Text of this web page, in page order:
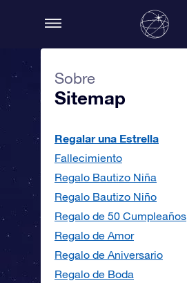
Sobre
Sitemap
Regalar una Estrella
Fallecimiento
Regalo Bautizo Niña
Regalo Bautizo Niño
Regalo de 50 Cumpleaños
Regalo de Amor
Regalo de Aniversario
Regalo de Boda